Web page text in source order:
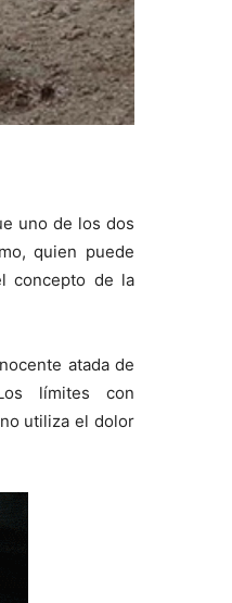
uno de los dos
quien puede
concepto de la
atada de
límites con
utiliza el dolor